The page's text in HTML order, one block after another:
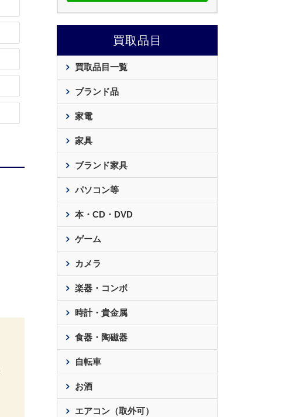
買取品目
買取品目一覧
ブランド品
家電
家具
ブランド家具
パソコン等
本・CD・DVD
ゲーム
カメラ
楽器・コンボ
時計・貴金属
食器・陶磁器
自転車
お酒
エアコン（取外可）